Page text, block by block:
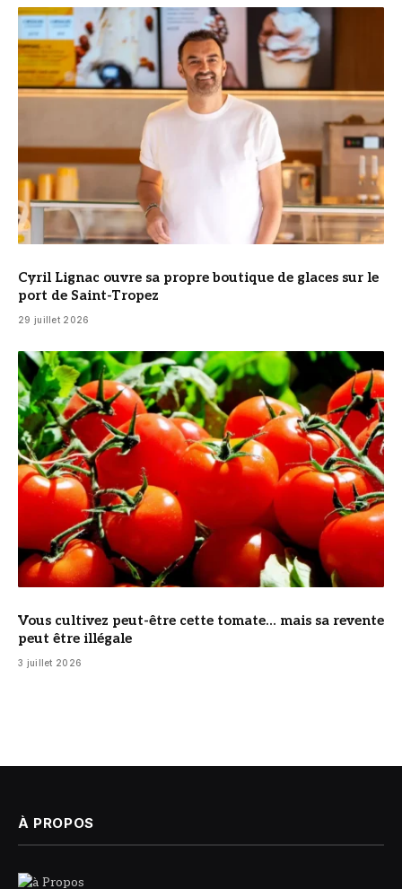
© Cyril Lignac
Cyril Lignac ouvre sa propre boutique de glaces sur le
port de Saint-Tropez
29 juillet 2026
© DR
Vous cultivez peut-être cette tomate… mais sa revente
peut être illégale
3 juillet 2026
À PROPOS